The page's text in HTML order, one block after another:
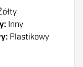
Inny
Plastikowy